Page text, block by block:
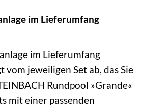
im Lieferumfang
im Lieferumfang
vom jeweiligen Set ab, das Sie
Rundpool »Grande«
mit einer passenden